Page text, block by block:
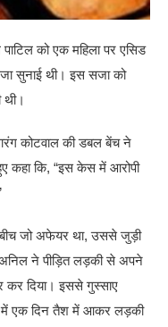
को एक महिला पर एसिड
सुनाई थी। इस सजा को
थी।
कोटवाल की डबल बेंच ने
कहा कि, “इस केस में आरोपी
बीच जो अफेयर था, उससे जुड़ी
ने पीड़ित लड़की से अपने
कर दिया। इससे गुस्साए
में एक दिन तैश में आकर लड़की